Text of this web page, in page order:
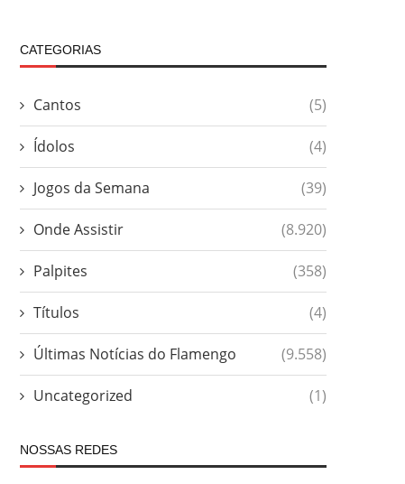
CATEGORIAS
Cantos (5)
Ídolos (4)
Jogos da Semana (39)
Onde Assistir (8.920)
Palpites (358)
Títulos (4)
Últimas Notícias do Flamengo (9.558)
Uncategorized (1)
NOSSAS REDES